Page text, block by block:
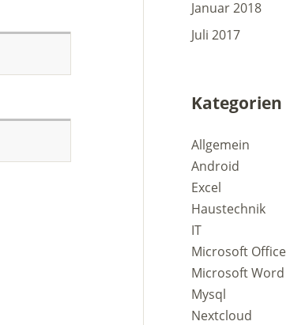
Januar 2018
Juli 2017
Kategorien
Allgemein
Android
Excel
Haustechnik
IT
Microsoft Office
Microsoft Word
Mysql
Nextcloud